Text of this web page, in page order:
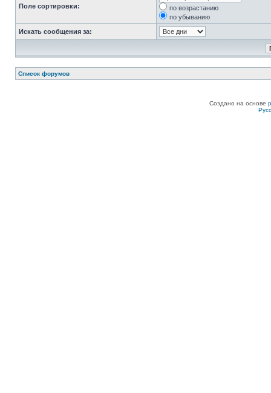
Поле сортировки:
по возрастанию
по убыванию
Искать сообщения за:
Список форумов
Создано на основе